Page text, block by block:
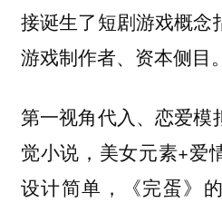
接诞生了短剧游戏概念
游戏制作者、资本侧目。
第一视角代入、恋爱模
觉小说，美女元素+爱
设计简单，《完蛋》